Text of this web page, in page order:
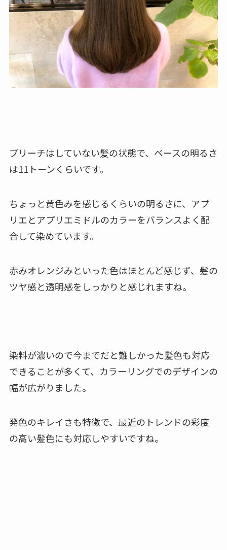
ブリーチはしていない髪の状態で、ベースの明るさ
は11トーンくらいです。
ちょっと黄色みを感じるくらいの明るさに、アプ
リエとアプリエミドルのカラーをバランスよく配
合して染めています。
赤みオレンジみといった色はほとんど感じず、髪の
ツヤ感と透明感をしっかりと感じれますね。
染料が濃いので今までだと難しかった髪色も対応
できることが多くて、カラーリングでのデザインの
幅が広がりました。
発色のキレイさも特徴で、最近のトレンドの彩度
の高い髪色にも対応しやすいですね。